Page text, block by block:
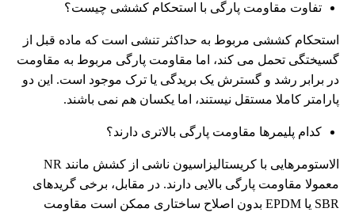
تفاوت مقاومت پارگی با استحکام کششی چیست؟
استحکام کششی مربوط به حداکثر تنشی است که ماده قبل از
گسیختگی تحمل می کند، اما مقاومت پارگی مربوط به مقاومت
در برابر رشد و گسترش یک بریدگی یا ترک موجود است. این دو
پارامتر کاملا مستقل نیستند، اما یکسان هم نمی باشند.
کدام پلیمرها مقاومت پارگی بالاتری دارند؟
الاستومرهایی با کریستالیزاسیون ناشی از کشش مانند NR
معمولا مقاومت پارگی بالایی دارند. در مقابل، برخی گریدهای
SBR یا EPDM بدون اصلاح ساختاری ممکن است مقاومت